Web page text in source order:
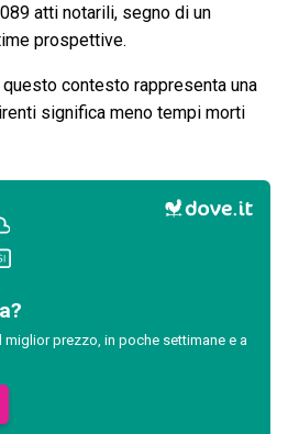
atti notarili, segno di un
prospettive.
contesto rappresenta una
significa meno tempi morti
miglior prezzo, in poche settimane e a